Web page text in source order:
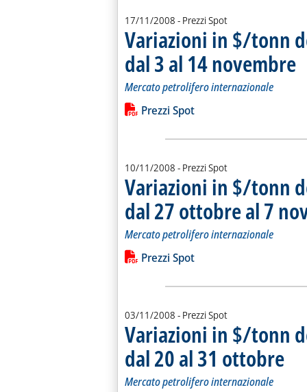
17/11/2008 - Prezzi Spot
Variazioni in $/tonn
dal 3 al 14 novembre ..
Mercato petrolifero internazionale
Leggi tutta la notizia: 'Variazioni in
Lista allegati PDF alla notizia
Prezzi Spot
10/11/2008 - Prezzi Spot
Variazioni in $/tonn
dal 27 ottobre al 7
Mercato petrolifero internazionale
Leggi tutta la notizia: 'Variazioni in
Lista allegati PDF alla notizia
Prezzi Spot
03/11/2008 - Prezzi Spot
Variazioni in $/tonn
dal 20 al 31 ottobre ..
Mercato petrolifero internazionale